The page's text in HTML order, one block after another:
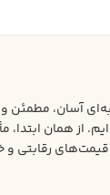
آسان،
از همان
قیمت‌های رقابتی